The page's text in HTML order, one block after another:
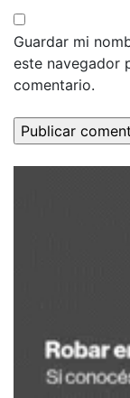
Guardar mi
este navegador
comentario.